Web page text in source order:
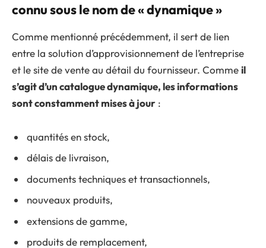
connu sous le nom de « dynamique »
Comme mentionné précédemment, il sert de lien
entre la solution d’approvisionnement de l’entreprise
et le site de vente au détail du fournisseur. Commeil
s’agit d’un catalogue dynamique, les informations
sont constamment mises à jour :
quantités en stock,
délais de livraison,
documents techniques et transactionnels,
nouveaux produits,
extensions de gamme,
produits de remplacement,